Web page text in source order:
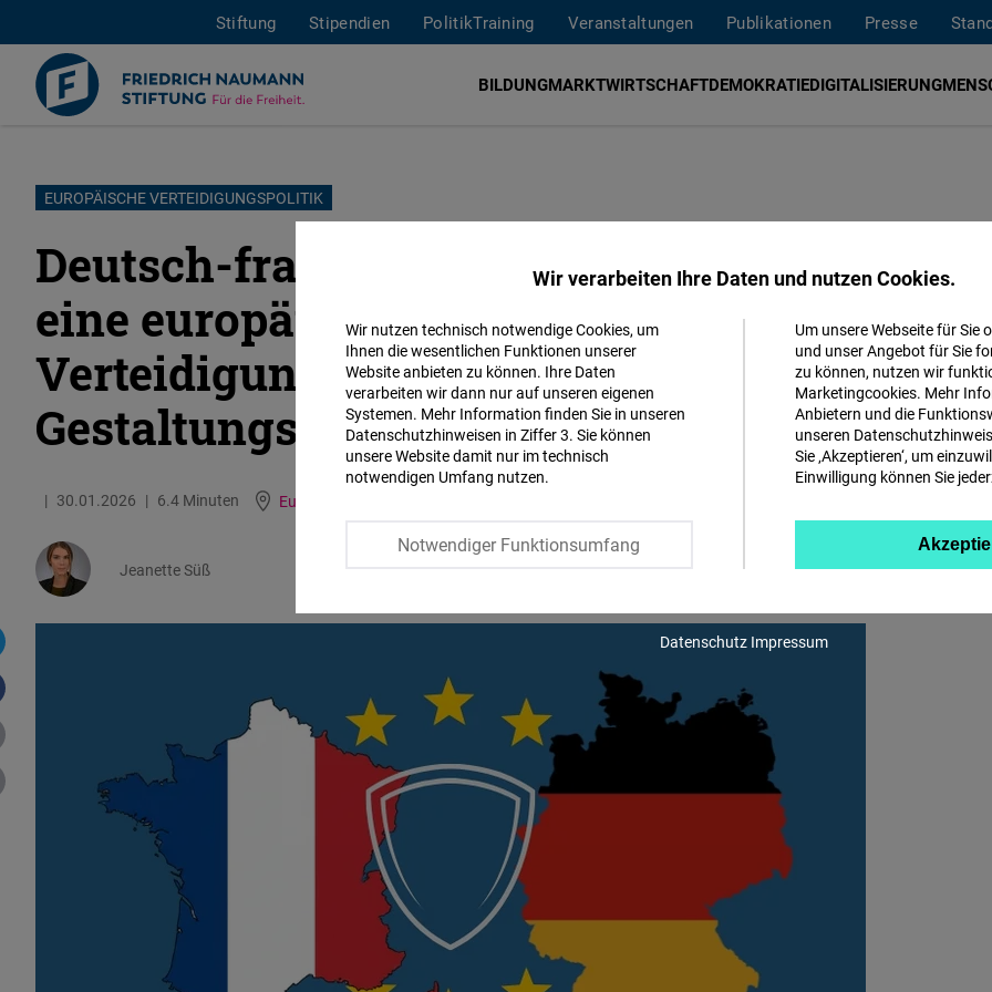
Direkt
Inhalt
Stiftung Stipendien PolitikTraining Veranstaltungen Publikationen Presse
BILDUNGMARKTWIRTSCHAFTDEMOKRATIEDIGITALISIERUNG
EUROPÄISCHE VERTEIDIGUNGSPOLITIK
Deutsch-französische Impulse für
eine europäische
Verteidigungspolitik – zwischen
Gestaltungsanspruch und Defiziten
30.01.2026 6.4 Minuten Europa
Jeanette Süß
Wir verarbeiten Ihre Daten und nutzen Cookies.
Wir nutzen technisch notwendige Cookies, um
Ihnen die wesentlichen Funktionen unserer
Website anbieten zu können. Ihre Daten
verarbeiten wir dann nur auf unseren eigenen
Systemen. Mehr Information finden Sie in unseren
Datenschutzhinweisen in Ziffer 3. Sie können
unsere Website damit nur im technisch
notwendigen Umfang nutzen.
Notwendiger Funktionsumfang
Um unsere Webseite für Sie
und unser Angebot für Sie
zu können, nutzen wir
Marketingcookies. Mehr
Anbietern und die
unseren
Sie ‚Akzeptieren‘, um
Einwilligung können Sie
Matomo
Facebook
Embed
Embed
Instagram
Akzeptieren
Datenschutz Impressum